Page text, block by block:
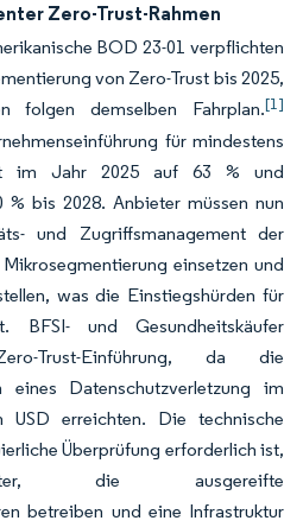
Zero-Trust-Rahmen
BOD 23-01 verpflichten
von Zero-Trust bis 2025,
folgen demselben Fahrplan.[1]
für mindestens
im Jahr 2025 auf 63 % und
bis 2028. Anbieter müssen nun
und Zugriffsmanagement der
einsetzen und
was die Einstiegshürden für
BFSI- und Gesundheitskäufer
Trust-Einführung, da die
eines Datenschutzverletzung im
USD erreichten. Die technische
Überprüfung erforderlich ist,
die ausgereifte
betreiben und eine Infrastruktur